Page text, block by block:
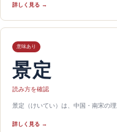
詳しく見る →
意味あり
景定
読み方を確認
景定（けいてい）は、中国・南宋の
詳しく見る →